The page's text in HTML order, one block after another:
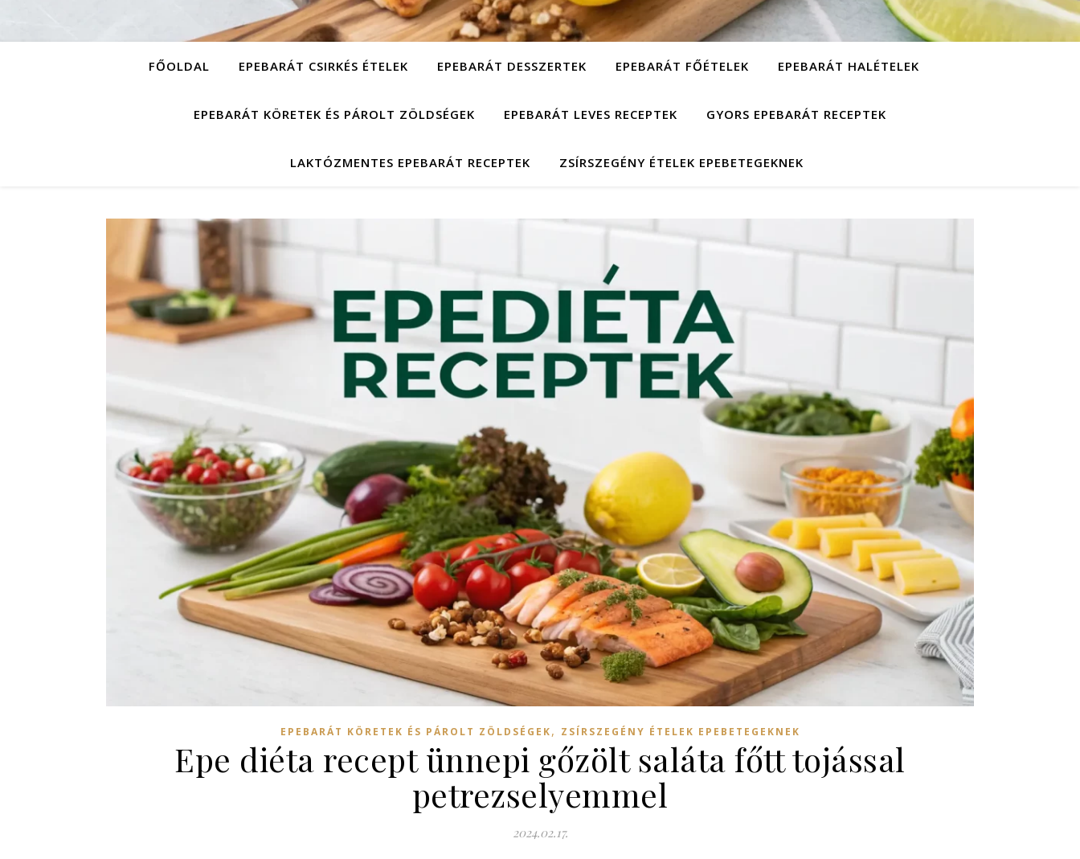
FŐOLDAL EPEBARÁT CSIRKÉS ÉTELEK EPEBARÁT DESSZERTEK EPEBARÁT FŐÉTELEK EPEBARÁT HALÉTELEK
EPEBARÁT KÖRETEK ÉS PÁROLT ZÖLDSÉGEK EPEBARÁT LEVES RECEPTEK GYORS EPEBARÁT RECEPTEK
LAKTÓZMENTES EPEBARÁT RECEPTEK ZSÍRSZEGÉNY ÉTELEK EPEBETEGEKNEK
EPEBARÁT KÖRETEK ÉS PÁROLT ZÖLDSÉGEK, ZSÍRSZEGÉNY ÉTELEK EPEBETEGEKNEK
Epe diéta recept ünnepi gőzölt saláta főtt tojással
petrezselyemmel
2024.02.17.